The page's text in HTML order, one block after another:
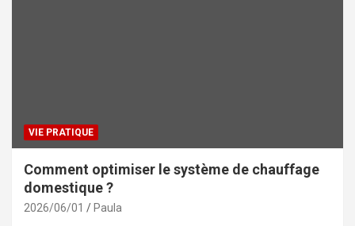
VIE PRATIQUE
Comment optimiser le système de chauffage
domestique ?
2026/06/01 Paula